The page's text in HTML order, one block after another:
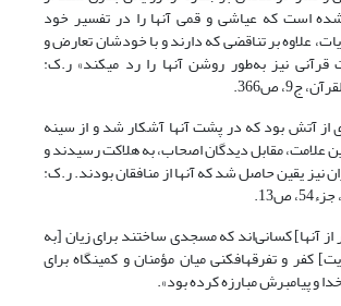
است که عیاشی و قمی آنها را در تفسیر خود
علاوه بر تناقضی که دارند و با خودشان تعارض و
قرآنی نیز به‌طور روشن آنها را رد می‏کند» ر.ک:
ج9، ص366.
از آتش بود که در پشت آنها آشکار شد و از سینه
علامت، مقابل دیدگان اصحاب، به هلاکت رسیدند و
نیز یقین حاصل شد که آنها از منافقان بودند. ر.ک:
ص13.
آنها] کسانی‌اند که مسجدی ساختند برای زیان [به
کفر و تفرقه‏افکنی میان مؤمنان و کمینگاه برای
و پیامبرش مبارزه کرده بود».